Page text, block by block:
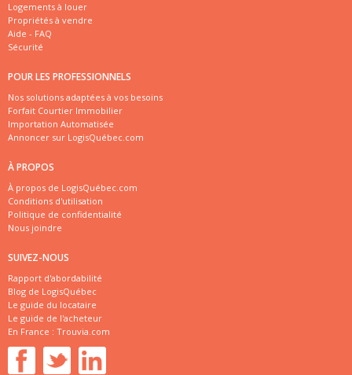
Logements à louer
Propriétés à vendre
Aide - FAQ
Sécurité
POUR LES PROFESSIONNELS
Nos solutions adaptées à vos besoins
Forfait Courtier Immobilier
Importation Automatisée
Annoncer sur LogisQuébec.com
À PROPOS
À propos de LogisQuébec.com
Conditions d'utilisation
Politique de confidentialité
Nous joindre
SUIVEZ-NOUS
Rapport d'abordabilité
Blog de LogisQuébec
Le guide du locataire
Le guide de l'acheteur
En France : Trouvia.com